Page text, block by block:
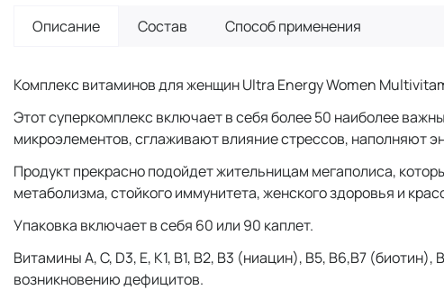
Описание Состав Способ применения
Комплекс витаминов для женщин Ultra Energy Women
Этот суперкомплекс включает в себя более 50 наиболее
микроэлементов, сглаживают влияние стрессов, наполняют
Продукт прекрасно подойдет жительницам мегаполиса,
метаболизма, стойкого иммунитета, женского здоровья и
Упаковка включает в себя 60 или 90 каплет.
Витамины А, С, D3, Е, K1, В1, В2, В3 (ниацин), В5, В6,В7
возникновению дефицитов.